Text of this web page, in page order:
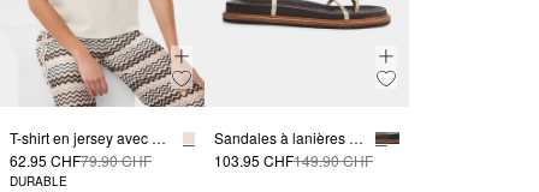
T-shirt en jersey avec poche poitrine
62.95 CHF79.90 CHF
DURABLE
Sandales à lanières en cuir lisse
103.95 CHF149.90 CHF